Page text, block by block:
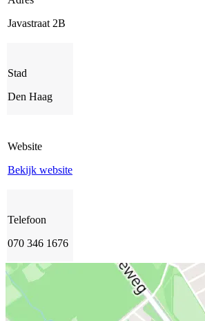
Javastraat 2B
Stad
Den Haag
Website
Bekijk website
Telefoon
070 346 1676